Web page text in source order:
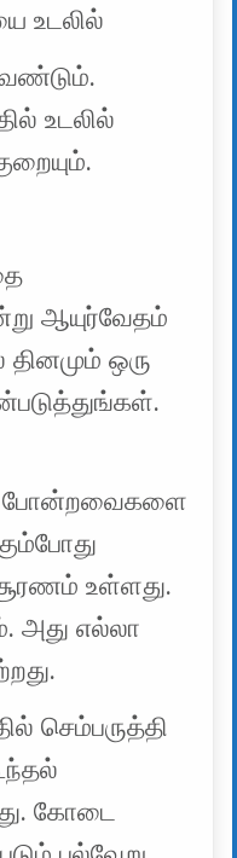
உடலில்
உடலில்
ஆயுர்வேதம்
தினமும் ஒரு
போன்றவைகளை
உள்ளது.
அது எல்லா
செம்பருத்தி
கோடை